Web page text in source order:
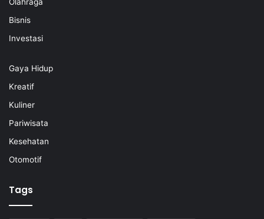
Bisnis
Investasi
Gaya Hidup
Kreatif
Kuliner
Pariwisata
Kesehatan
Otomotif
Tags